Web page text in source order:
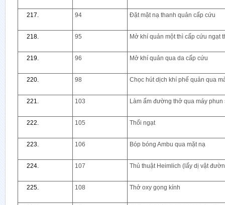
94 Đặt mặt nạ thanh quản cấp cứu
95 Mở khí quản một thì cấp cứu ngạt
96 Mở khí quản qua da cấp cứu
98 Chọc hút dịch khí phế quản qua
103 Làm ẩm đường thở qua máy
105 Thổi ngạt
106 Bóp bóng Ambu qua mặt nạ
107 Thủ thuật Heimlich (lấy dị vật
108 Thở oxy gọng kính